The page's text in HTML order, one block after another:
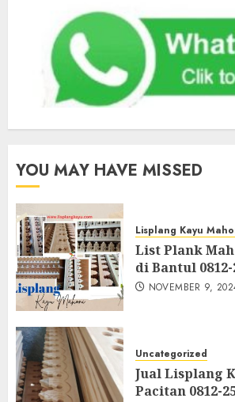
YOU MAY HAVE MISSED
Lisplang Kayu
List Plank
di Bantul 0812-
NOVEMBER 9,
Uncategorized
Jual Lisplang
Pacitan 0812-